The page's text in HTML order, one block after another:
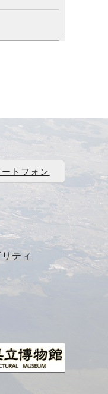
トフォン
ティ